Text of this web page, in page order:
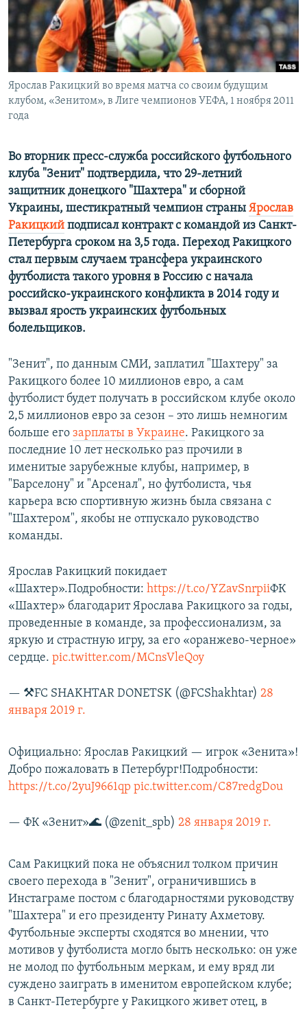
ПОБЕДИТЕЛЕЙ НЕ СУДЯТ?
КРЫМ.НЕПОКОРЕННЫЙ
ELIFBE
УКРАИНСКАЯ ПРОБЛЕМА КРЫМА
ПРИСОЕДИНЯЙТЕСЬ!
Все сайты RFE/RL
Ярослав Ракицкий во время матча со своим будущим
клубом, «Зенитом», в Лиге чемпионов УЕФА, 1 ноября 2011
года
Во вторник пресс-служба российского футбольного
клуба "Зенит" подтвердила, что 29-летний
защитник донецкого "Шахтера" и сборной
Украины, шестикратный чемпион страны Ярослав
Ракицкий подписал контракт с командой из Санкт-
Петербурга сроком на 3,5 года. Переход Ракицкого
стал первым случаем трансфера украинского
футболиста такого уровня в Россию с начала
российско-украинского конфликта в 2014 году и
вызвал ярость украинских футбольных
болельщиков.
"Зенит", по данным СМИ, заплатил "Шахтеру" за
Ракицкого более 10 миллионов евро, а сам
футболист будет получать в российском клубе около
2,5 миллионов евро за сезон – это лишь немногим
больше его зарплаты в Украине. Ракицкого за
последние 10 лет несколько раз прочили в
именитые зарубежные клубы, например, в
"Барселону" и "Арсенал", но футболиста, чья
карьера всю спортивную жизнь была связана с
"Шахтером", якобы не отпускало руководство
команды.
Ярослав Ракицкий покидает
«Шахтер».Подробности: https://t.co/YZavSnrpiiФК
«Шахтер» благодарит Ярослава Ракицкого за годы,
проведенные в команде, за профессионализм, за
яркую и страстную игру, за его «оранжево-черное»
сердце. pic.twitter.com/MCnsVleQoy
— ⚒FC SHAKHTAR DONETSK (@FCShakhtar) 28
января 2019 г.
Официально: Ярослав Ракицкий — игрок «Зенита»!
Добро пожаловать в Петербург!Подробности:
https://t.co/2yuJ9661qp pic.twitter.com/C87redgDou
— ФК «Зенит»🌊 (@zenit_spb) 28 января 2019 г.
Сам Ракицкий пока не объяснил толком причин
своего перехода в "Зенит", ограничившись в
Инстаграме постом с благодарностями руководству
"Шахтера" и его президенту Ринату Ахметову.
Футбольные эксперты сходятся во мнении, что
мотивов у футболиста могло быть несколько: он уже
не молод по футбольным меркам, и ему вряд ли
суждено заиграть в именитом европейском клубе;
в Санкт-Петербурге у Ракицкого живет отец, в